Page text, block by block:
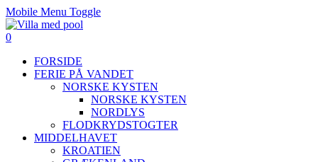
Mobile Menu Toggle
0
FORSIDE
FERIE PÅ VANDET
NORSKE KYSTEN
NORSKE KYSTEN
NORDLYS
FLODKRYDSTOGTER
MIDDELHAVET
KROATIEN